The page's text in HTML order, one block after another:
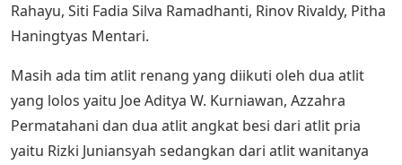
Rahayu, Siti Fadia Silva Ramadhanti, Rinov Rivaldy, Pitha
Haningtyas Mentari.
Masih ada tim atlit renang yang diikuti oleh dua atlit
yang lolos yaitu Joe Aditya W. Kurniawan, Azzahra
Permatahani dan dua atlit angkat besi dari atlit pria
yaitu Rizki Juniansyah sedangkan dari atlit wanitanya